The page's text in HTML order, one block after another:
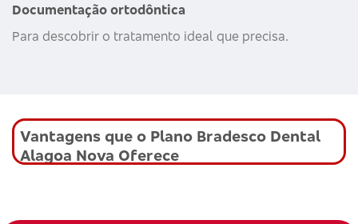
Documentação ortodôntica
Para descobrir o tratamento ideal que precisa.
Vantagens que o Plano Bradesco Dental
Alagoa Nova Oferece